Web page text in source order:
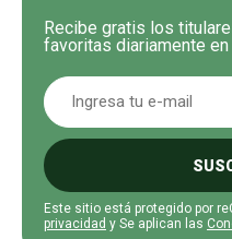
Recibe gratis los
favoritas diariamente en
Este sitio está protegido por
privacidad y Se aplican las